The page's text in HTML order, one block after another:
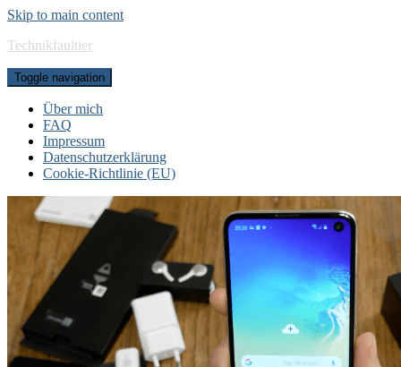
Skip to main content
Technikfaultier
Toggle navigation
Über mich
FAQ
Impressum
Datenschutzerklärung
Cookie-Richtlinie (EU)